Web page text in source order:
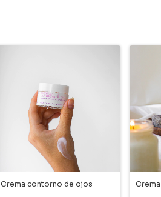
Crema contorno de ojos